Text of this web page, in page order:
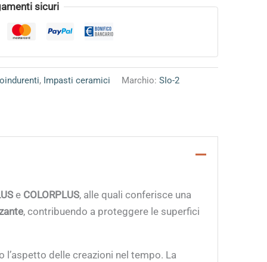
sicuri
, Impasti ceramici Marchio:SIo-2
e COLORPLUS, alle quali conferisce una
, contribuendo a proteggere le superfici
l’aspetto delle creazioni nel tempo. La